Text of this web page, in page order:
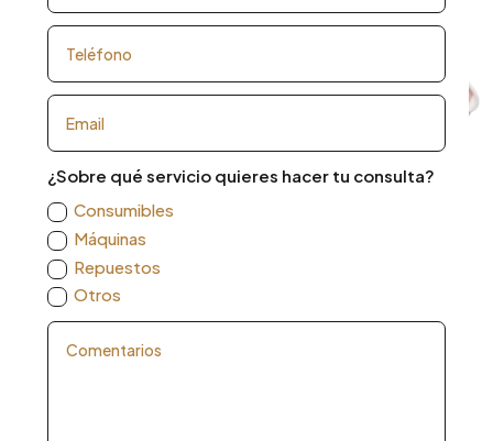
¿Sobre qué servicio quieres hacer tu consulta?
Consumibles
Máquinas
Repuestos
Otros